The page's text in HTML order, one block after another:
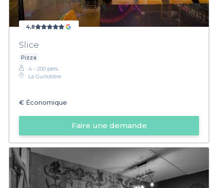
4,8
Slice
Pizza
4 - 200 pers.
La Guillotière
€ Économique
Faire une demande